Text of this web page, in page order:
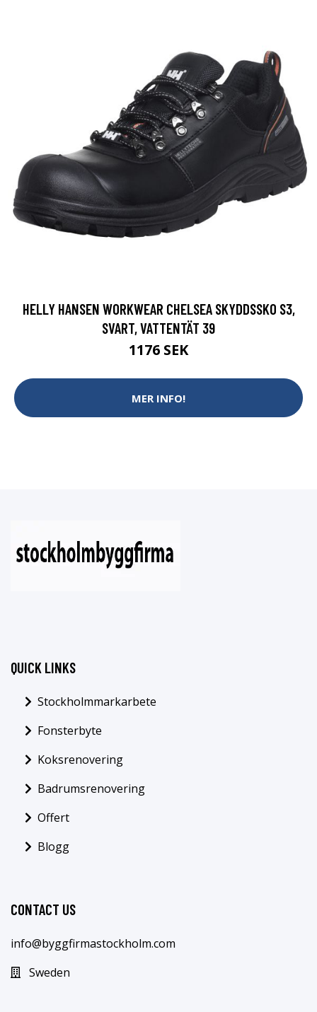
HELLY HANSEN WORKWEAR CHELSEA SKYDDSSKO S3,
SVART, VATTENTÄT 39
1176 SEK
MER INFO!
QUICK LINKS
Stockholmmarkarbete
Fonsterbyte
Koksrenovering
Badrumsrenovering
Offert
Blogg
CONTACT US
info@byggfirmastockholm.com
Sweden